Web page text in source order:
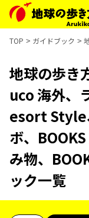
TOP ガイドブック
地球の歩き
uco 海外、
esort Style
ボ、
み物、
ック一覧